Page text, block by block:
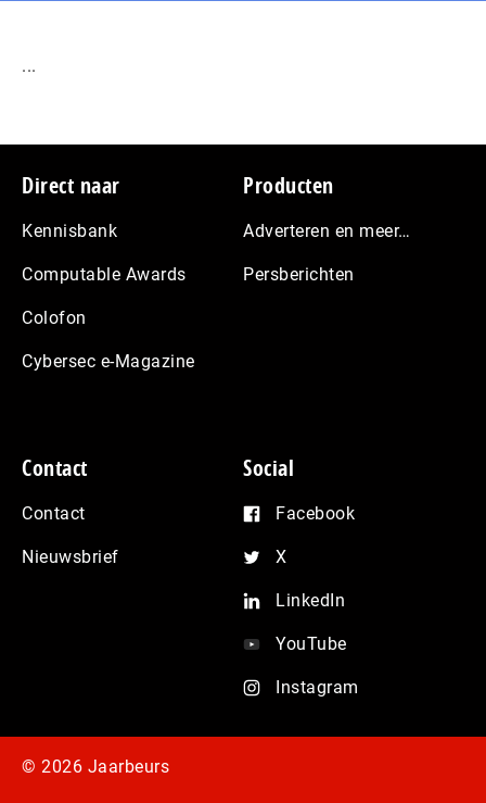
...
Footer
Direct naar
Kennisbank
Computable Awards
Colofon
Cybersec e-Magazine
Producten
Adverteren en meer…
Persberichten
Contact
Contact
Nieuwsbrief
Social
Facebook
X
LinkedIn
YouTube
Instagram
© 2026 Jaarbeurs